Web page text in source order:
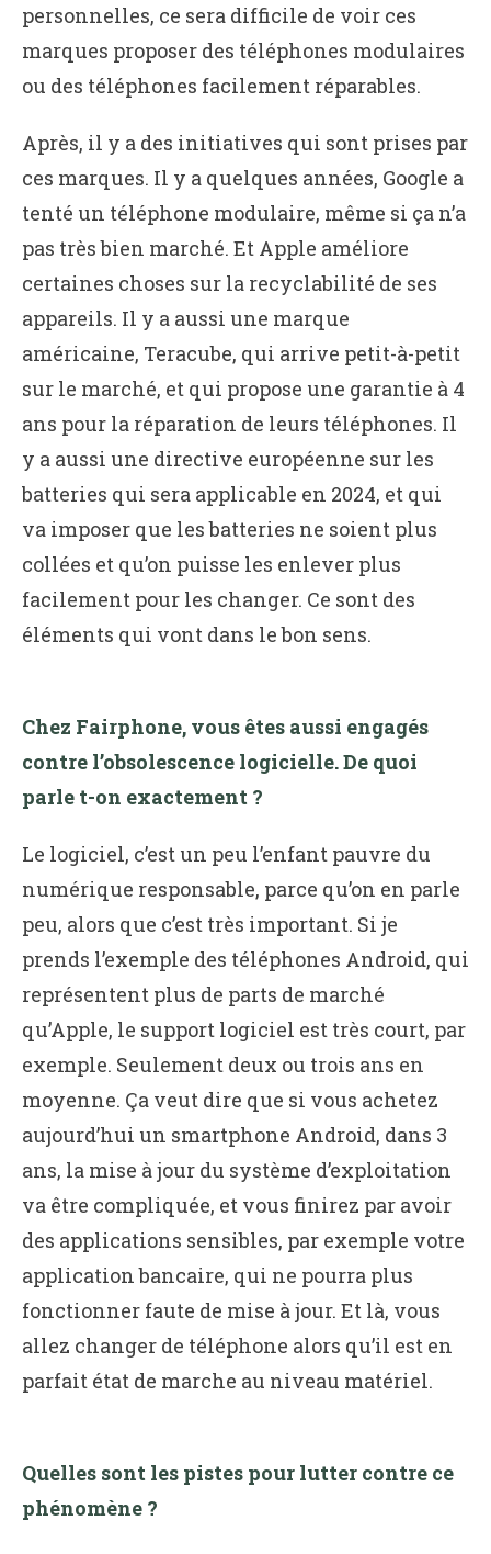
personnelles, ce sera difficile de voir ces
marques proposer des téléphones modulaires
ou des téléphones facilement réparables.
Après, il y a des initiatives qui sont prises par
ces marques. Il y a quelques années, Google a
tenté un téléphone modulaire, même si ça n’a
pas très bien marché. Et Apple améliore
certaines choses sur la recyclabilité de ses
appareils. Il y a aussi une marque
américaine, Teracube, qui arrive petit-à-petit
sur le marché, et qui propose une garantie à 4
ans pour la réparation de leurs téléphones. Il
y a aussi une directive européenne sur les
batteries qui sera applicable en 2024, et qui
va imposer que les batteries ne soient plus
collées et qu’on puisse les enlever plus
facilement pour les changer. Ce sont des
éléments qui vont dans le bon sens.
Chez Fairphone, vous êtes aussi engagés
contre l’obsolescence logicielle. De quoi
parle t-on exactement ?
Le logiciel, c’est un peu l’enfant pauvre du
numérique responsable, parce qu’on en parle
peu, alors que c’est très important. Si je
prends l’exemple des téléphones Android, qui
représentent plus de parts de marché
qu’Apple, le support logiciel est très court, par
exemple. Seulement deux ou trois ans en
moyenne. Ça veut dire que si vous achetez
aujourd’hui un smartphone Android, dans 3
ans, la mise à jour du système d’exploitation
va être compliquée, et vous finirez par avoir
des applications sensibles, par exemple votre
application bancaire, qui ne pourra plus
fonctionner faute de mise à jour. Et là, vous
allez changer de téléphone alors qu’il est en
parfait état de marche au niveau matériel.
Quelles sont les pistes pour lutter contre ce
phénomène ?